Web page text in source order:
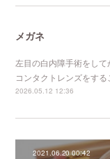
メガネ
左目の白内障手術をし
コンタクトレンズをす
2026.05.12 12:36
2021.06.20 00:42